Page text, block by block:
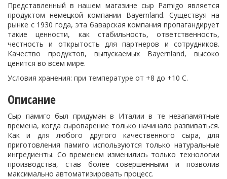
Представленный в нашем магазине сыр Pamigo является
продуктом немецкой компании Bayernland. Существуя на
рынке с 1930 года, эта баварская компания пропагандирует
такие ценности, как стабильность, ответственность,
честность и открытость для партнеров и сотрудников.
Качество продуктов, выпускаемых Bayernland, высоко
ценится во всем мире.
Условия хранения: при температуре от +8 до +10 С.
Описание
Сыр памиго был придуман в Италии в те незапамятные
времена, когда сыроварение только начинало развиваться.
Как и для любого другого качественного сыра, для
приготовления памиго используются только натуральные
ингредиенты. Со временем изменились только технологии
производства, став более совершенными и позволив
максимально автоматизировать процесс.